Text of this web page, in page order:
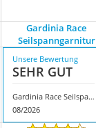
Gardinia Race
Seilspanngarnitur
Unsere Bewertung
SEHR GUT
Gardinia Race Seilspanngarnitur
08/2026